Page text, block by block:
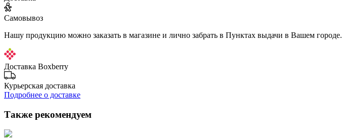
Самовывоз
Нашу продукцию можно заказать в магазине и лично забрать в Пунктах выдачи в Вашем городе.
Доставка Boxberry
Курьерская доставка
Подробнее о доставке
Также рекомендуем